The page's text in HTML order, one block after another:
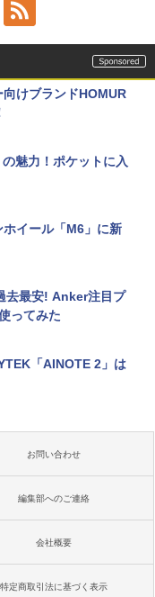
けブランドHOMUR
魅力！ポケットに入
イール「M6」に新
去最安! Anker注目プ
ってみた
「AINOTE 2」は
お問い合わせ
編集部へのご連絡
会社概要
特定商取引法に基づく表示